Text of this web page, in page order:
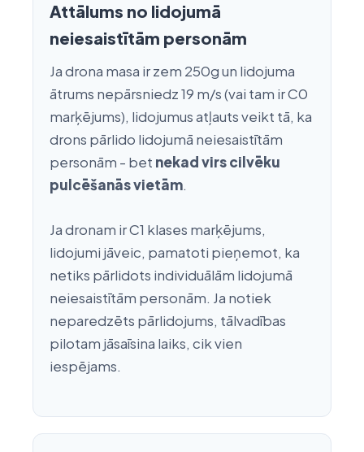
Attālums no lidojumā
neiesaistītām personām
Ja drona masa ir zem 250g un lidojuma
ātrums nepārsniedz 19 m/s (vai tam ir C0
marķējums), lidojumus atļauts veikt tā, ka
drons pārlido lidojumā neiesaistītām
personām - bet nekad virs cilvēku
pulcēšanās vietām.
Ja dronam ir C1 klases marķējums,
lidojumi jāveic, pamatoti pieņemot, ka
netiks pārlidots individuālām lidojumā
neiesaistītām personām. Ja notiek
neparedzēts pārlidojums, tālvadības
pilotam jāsaīsina laiks, cik vien
iespējams.